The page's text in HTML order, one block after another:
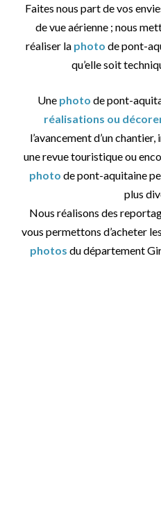
Faites nous part de vos
de vue aérienne ; nous
réaliser la photo de pont-
qu’elle soit
Une photo de pont-
réalisations ou
l’avancement d’un
une revue touristique ou
photo de pont-aquitaine
plus
Nous réalisons des
vous permettons d’acheter
photos du département